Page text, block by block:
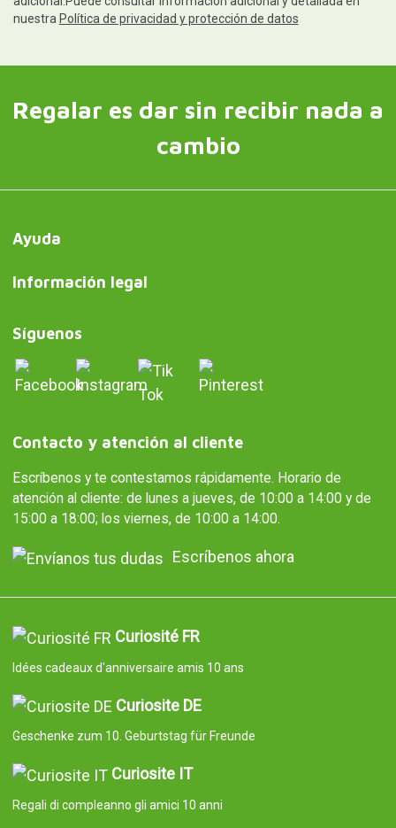
nuestra Política de privacidad y protección de datos
Regalar es dar sin recibir nada a
cambio
Ayuda
Información legal
Síguenos
Contacto y atención al cliente
Escríbenos y te contestamos rápidamente. Horario de
atención al cliente: de lunes a jueves, de 10:00 a 14:00 y de
15:00 a 18:00; los viernes, de 10:00 a 14:00.
Escríbenos ahora
Curiosité FR
Idées cadeaux d'anniversaire amis 10 ans
Curiosite DE
Geschenke zum 10. Geburtstag für Freunde
Curiosite IT
Regali di compleanno gli amici 10 anni